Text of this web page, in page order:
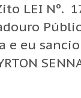
LEI Nº.
e eu